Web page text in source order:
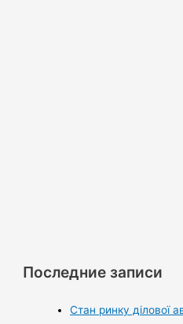
Последние записи
Стан ринку ділової